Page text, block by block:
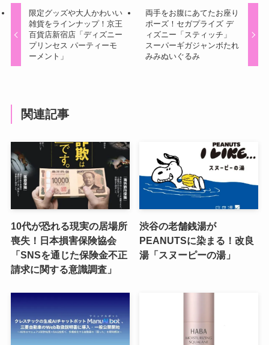
限定グッズや大人かわいい
雑貨をラインナップ！京王
百貨店新宿店「ディズニー
プリンセス パーティーモ
ーメント」
両手をお腹にあてたお座り
ポーズ！セガプライズ デ
ィズニー「スティッチ」
スーパーギガジャンボたれ
みみぬいぐるみ
関連記事
10代が恐れる現実の居場所
喪失！日本損害保険協会
「SNSを通じた保険金不正
請求に関する意識調査」
渋谷の老舗銭湯が
PEANUTSに染まる！改良
湯「スヌーピーの湯」